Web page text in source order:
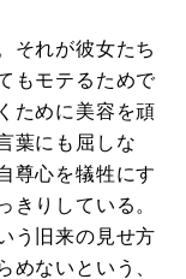
それが彼女たち
もモテるためで
ために美容を頑
葉にも屈しな
尊心を犠牲にす
きりしている。
う旧来の見せ方
めないという、